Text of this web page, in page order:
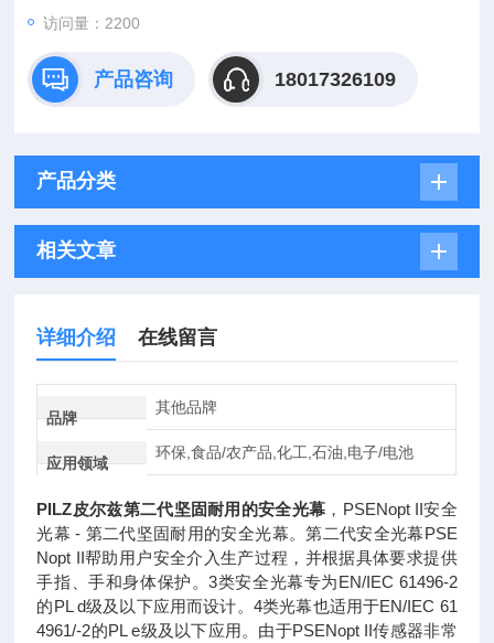
访问量：2200
产品咨询 18017326109
产品分类
相关文章
详细介绍 在线留言
品牌
其他品牌
应用领域
环保,食品/农产品,化工,石油,电子/电池
PILZ皮尔兹第二代坚固耐用的安全光幕 ，PSENopt II安全
光幕 - 第二代坚固耐用的安全光幕。第二代安全光幕PSE
Nopt II帮助用户安全介入生产过程，并根据具体要求提供
手指、手和身体保护。3类安全光幕专为EN/IEC 61496-2
的PL d级及以下应用而设计。4类光幕也适用于EN/IEC 61
4961/-2的PL e级及以下应用。由于PSENopt II传感器非常